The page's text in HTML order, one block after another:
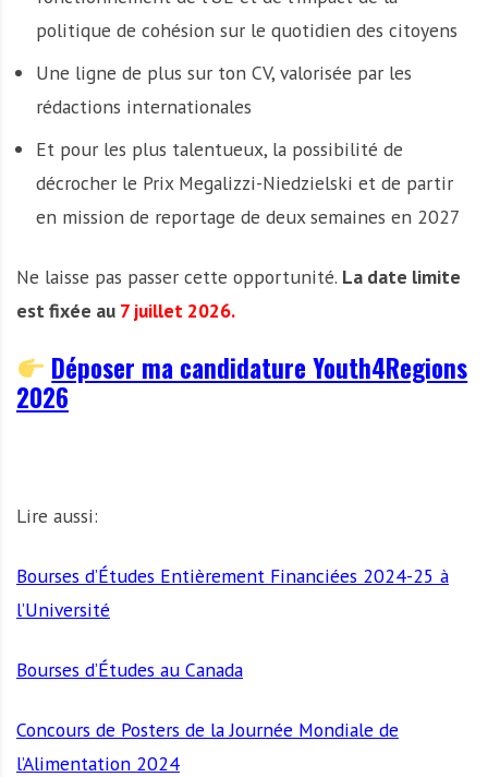
politique de cohésion sur le quotidien des citoyens
Une ligne de plus sur ton CV, valorisée par les
rédactions internationales
Et pour les plus talentueux, la possibilité de
décrocher le Prix Megalizzi-Niedzielski et de partir
en mission de reportage de deux semaines en 2027
Ne laisse pas passer cette opportunité. La date limite
est fixée au 7 juillet 2026.
Déposer ma candidature Youth4Regions
2026
Lire aussi:
Bourses d’Études Entièrement Financiées 2024-25 à
l’Université
Bourses d’Études au Canada
Concours de Posters de la Journée Mondiale de
l’Alimentation 2024